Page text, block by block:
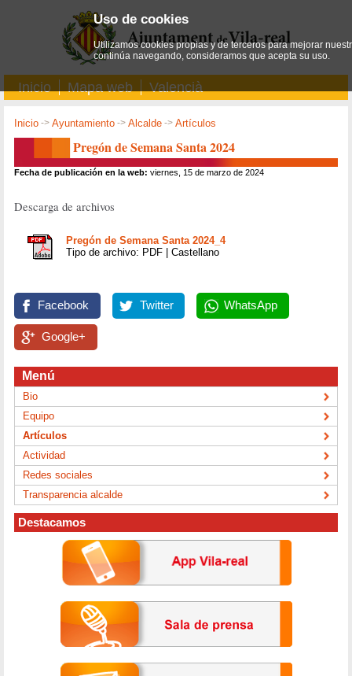
Inicio Mapa web Valencià
Inicio ->Ayuntamiento ->Alcalde ->Artículos
Pregón de Semana Santa 2024
Fecha de publicación en la web: viernes, 15 de marzo de 2024
Descarga de archivos
Pregón de Semana Santa 2024_4
Tipo de archivo: PDF | Castellano
Facebook Twitter WhatsApp
Google+
Menú
Bio
Equipo
Artículos
Actividad
Redes sociales
Transparencia alcalde
Destacamos
Uso de cookies
Utilizamos cookies propias y de terceros para mejorar
continúa navegando, consideramos que acepta su uso.